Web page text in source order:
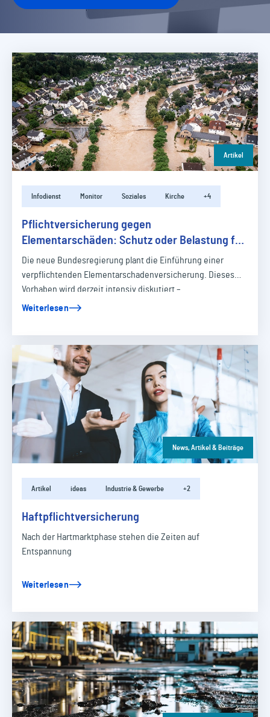
Artikel
Infodienst Monitor Soziales Kirche +4
Pflichtversicherung gegen
Elementarschäden: Schutz oder Belastung für
Unternehmen und Institutionen?
Die neue Bundesregierung plant die Einführung einer
verpflichtenden Elementarschadenversicherung. Dieses
Vorhaben wird derzeit intensiv diskutiert –…
Weiterlesen
News, Artikel & Beiträge
Artikel ideas Industrie & Gewerbe +2
Haftpflichtversicherung
Nach der Hartmarktphase stehen die Zeiten auf
Entspannung
Weiterlesen